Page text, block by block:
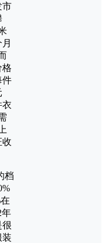
市
格
件
衣
收
档
年
很
装